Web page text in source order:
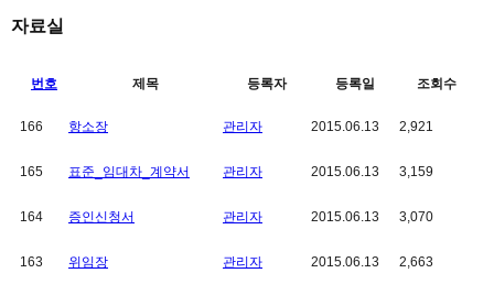
자료실
번호 제목 등록자 등록일 조회수
166 항소장 관리자 2015.06.13 2,921
165 표준_임대차_계약서 관리자 2015.06.13 3,159
164 증인신청서 관리자 2015.06.13 3,070
163 위임장 관리자 2015.06.13 2,663